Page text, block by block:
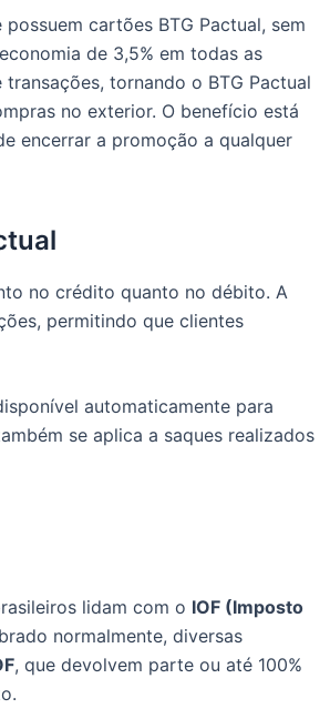
cartões BTG Pactual, sem
de 3,5% em todas as
tornando o BTG Pactual
no exterior. O benefício está
encerrar a promoção a qualquer
no crédito quanto no débito. A
permitindo que clientes
automaticamente para
se aplica a saques realizados
lidam com o IOF (Imposto
normalmente, diversas
, que devolvem parte ou até 100%